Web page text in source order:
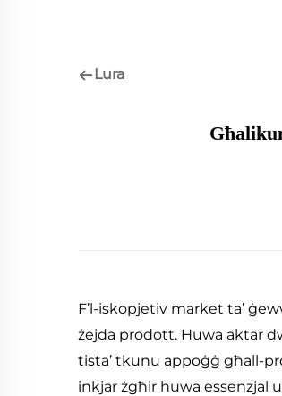
Lura
F’l-iskopjetiv market ta’
żejda prodott. Huwa aktar
tista’ tkunu appoġġ għall-
inkjar żgħir huwa essenzjal